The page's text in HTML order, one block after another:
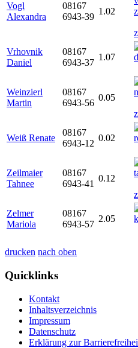
Vogl
Alexandra
08167
6943-39
1.02
Vrhovnik
Daniel
08167
6943-37
1.07
Weinzierl
Martin
08167
6943-56
0.05
Weiß Renate
08167
6943-12
0.02
Zeilmaier
Tahnee
08167
6943-41
0.12
Zelmer
Mariola
08167
6943-57
2.05
drucken nach oben
Quicklinks
Kontakt
Inhaltsverzeichnis
Impressum
Datenschutz
Erklärung zur